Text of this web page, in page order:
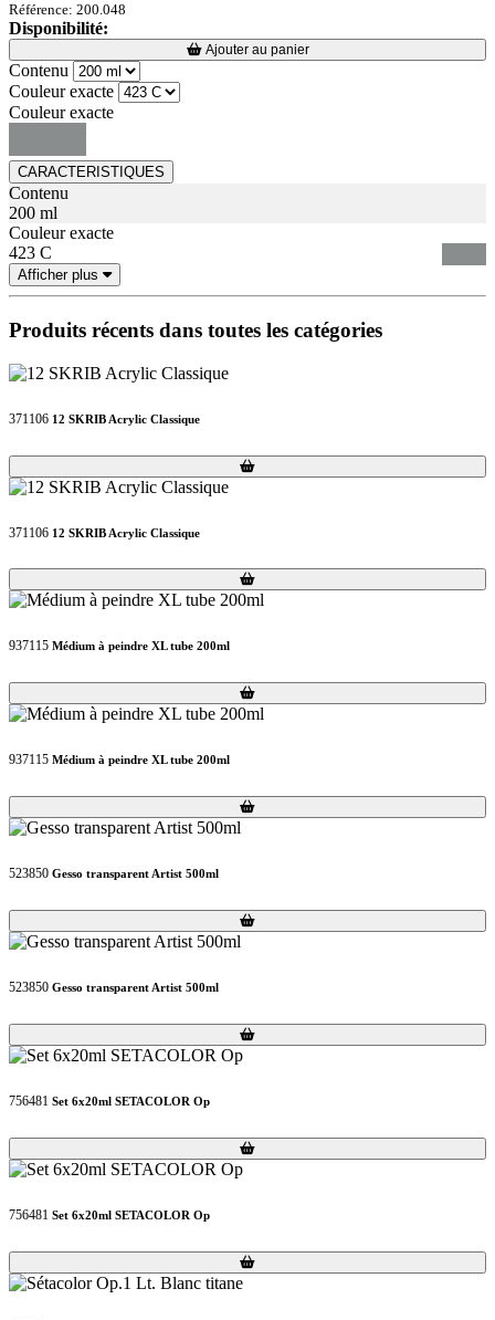
Référence: 200.048
Disponibilité:
Loading...
Loading... Ajouter au panier
Contenu
Couleur exacte
Couleur exacte
CARACTERISTIQUES
Contenu
200 ml
Couleur exacte
423 C
Afficher plus
Produits récents dans toutes les catégories
371106 12 SKRIB Acrylic Classique
Loading...
Loading...
371106 12 SKRIB Acrylic Classique
Loading...
Loading...
937115 Médium à peindre XL tube 200ml
Loading...
Loading...
937115 Médium à peindre XL tube 200ml
Loading...
Loading...
523850 Gesso transparent Artist 500ml
Loading...
Loading...
523850 Gesso transparent Artist 500ml
Loading...
Loading...
756481 Set 6x20ml SETACOLOR Op
Loading...
Loading...
756481 Set 6x20ml SETACOLOR Op
Loading...
Loading...